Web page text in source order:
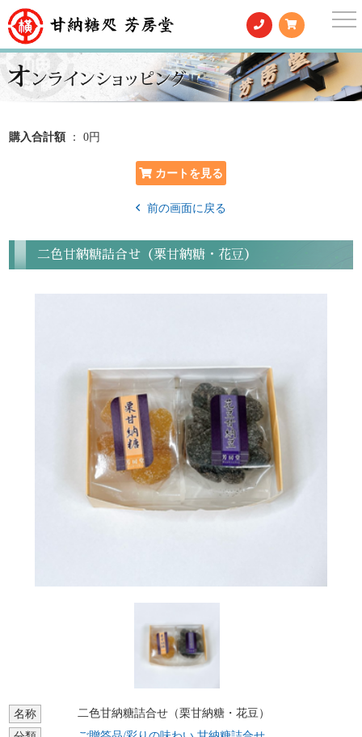
購入合計額 ： 0円
前の画面に戻る
二色甘納糖詰合せ（栗甘納糖・花豆）
名称
二色甘納糖詰合せ（栗甘納糖・花豆）